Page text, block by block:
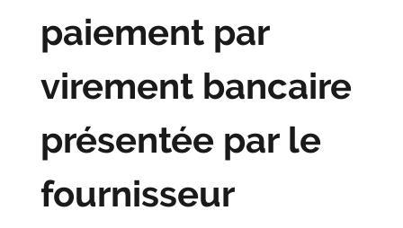
paiement par
virement bancaire
présentée par le
fournisseur